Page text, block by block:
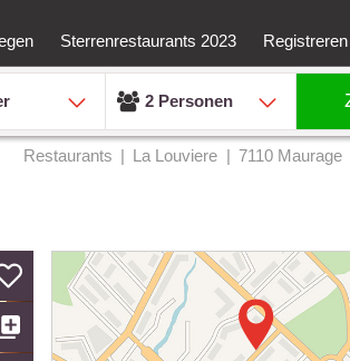
Sterrenrestaurants 2023 Registreren
2 Personen
Restaurants La Louviere 7110 Maurage